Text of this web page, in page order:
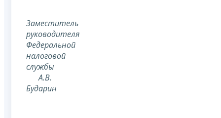
Заместитель
руководителя
Федеральной
налоговой
службы
А.В.
Бударин